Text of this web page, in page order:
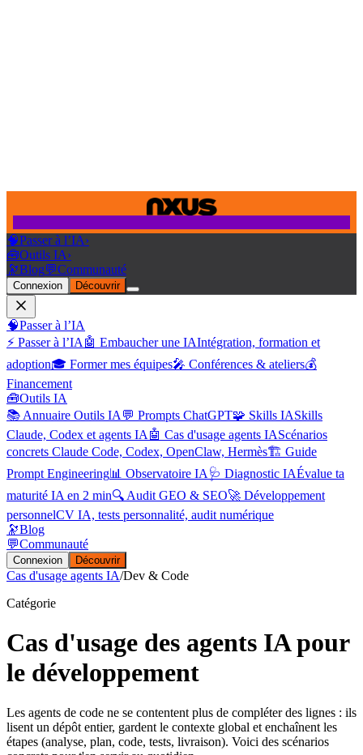
🧠Passer à l’IA›
🧰Outils IA›
🔭Blog💬Communauté
Connexion Découvrir
🧠Passer à l’IA
⚡ Passer à l’IA 🤖 Embaucher une IAIntégration, formation et
adoption🎓 Former mes équipes🎤 Conférences & ateliers💰
Financement
🧰Outils IA
📚 Annuaire Outils IA 💬 Prompts ChatGPT🧩 Skills IASkills
Claude, Codex et agents IA 🤖 Cas d'usage agents IAScénarios
concrets Claude Code, Codex, OpenClaw, Hermès🏗️ Guide
Prompt Engineering📊 Observatoire IA 🩺 Diagnostic IAÉvalue ta
maturité IA en 2 min🔍 Audit GEO & SEO🚀 Développement
personnelCV IA, tests personnalité, audit numérique
🔭Blog
💬Communauté
Connexion Découvrir
Cas d'usage agents IA/Dev & Code
Catégorie
Cas d'usage des agents IA pour
le développement
Les agents de code ne se contentent plus de compléter des lignes : ils
lisent un dépôt entier, gardent le contexte global et enchaînent les
étapes (analyse, plan, code, tests, livraison). Voici des scénarios